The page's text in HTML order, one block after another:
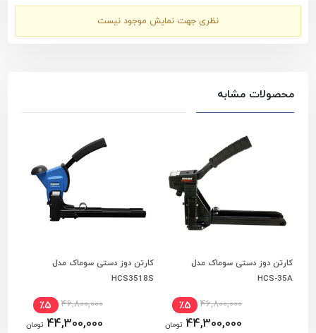
نظری جهت نمایش موجود نیست
محصولات مشابه
افزودن به سبد خرید
کارتن دوز دستی سوماک مدل
HCS-35A
46,800,000 ٪5
44,300,000 تومان
افزودن به سبد خرید
کارتن دوز دستی سوماک مدل
HCS3518S
46,800,000 ٪5
44,300,000 تومان